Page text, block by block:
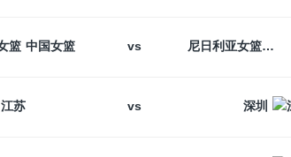
中国女篮 vs 尼日利亚女篮
江苏 vs 深圳